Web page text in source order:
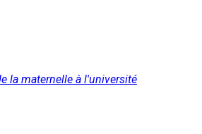
la maternelle à l'université